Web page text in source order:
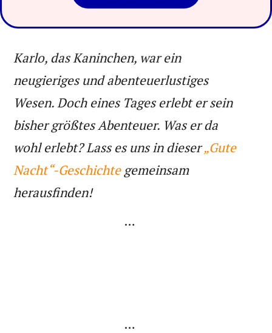
Karlo, das Kaninchen, war ein
neugieriges und abenteuerlustiges
Wesen. Doch eines Tages erlebt er sein
bisher größtes Abenteuer. Was er da
wohl erlebt? Lass es uns in dieser„Gute
Nacht“-Geschichtegemeinsam
herausfinden!
…
…